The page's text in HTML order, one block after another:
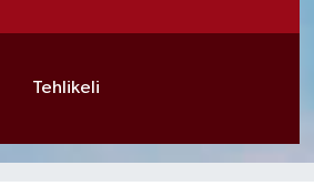
Tehlikeli